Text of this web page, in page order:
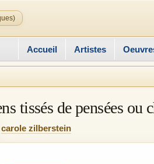
Accueil Artistes
tissés de pensées ou
carole zilberstein